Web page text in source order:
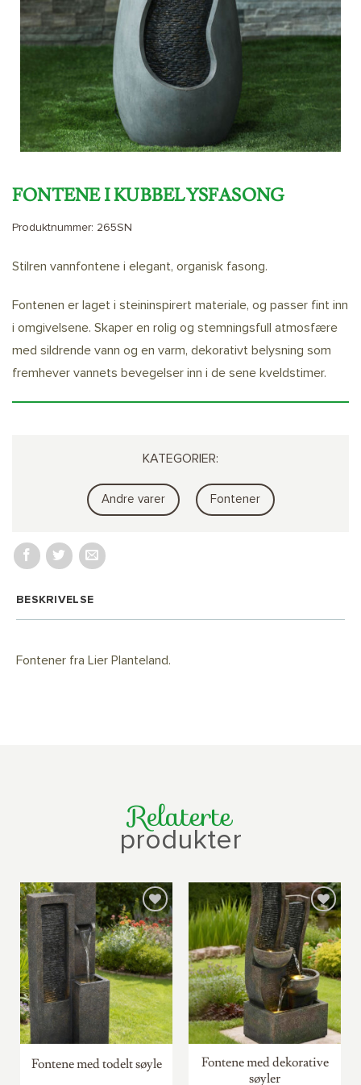
FONTENE I KUBBELYSFASONG
Produktnummer: 265SN
Stilren vannfontene i elegant, organisk fasong.
Fontenen er laget i steininspirert materiale, og passer fint inn
i omgivelsene. Skaper en rolig og stemningsfull atmosfære
med sildrende vann og en varm, dekorativt belysning som
fremhever vannets bevegelser inn i de sene kveldstimer.
KATEGORIER:
Andre varer Fontener
BESKRIVELSE
Fontener fra Lier Planteland.
Relaterte
produkter
Fontene med todelt søyle
Fontene med dekorative
søyler